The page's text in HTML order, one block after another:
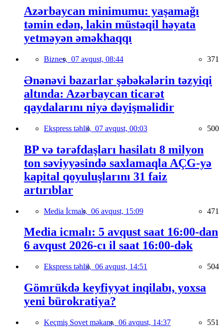
Azərbaycan minimumu: yaşamağı
təmin edən, lakin müstəqil həyata
yetməyən əməkhaqqı
Biznes, 07 avqust, 08:44 371
Ənənəvi bazarlar şəbəkələrin təzyiqi
altında: Azərbaycan ticarət
qaydalarını niyə dəyişməlidir
Ekspress təhlil, 07 avqust, 00:03 500
BP və tərəfdaşları hasilatı 8 milyon
ton səviyyəsində saxlamaqla AÇG-yə
kapital qoyuluşlarını 31 faiz
artırıblar
Media İcmalı, 06 avqust, 15:09 471
Media icmalı: 5 avqust saat 16:00-dan
6 avqust 2026-cı il saat 16:00-dək
Ekspress təhlil, 06 avqust, 14:51 504
Gömrükdə keyfiyyət inqilabı, yoxsa
yeni bürokratiya?
Keçmiş Sovet məkanı, 06 avqust, 14:37 551